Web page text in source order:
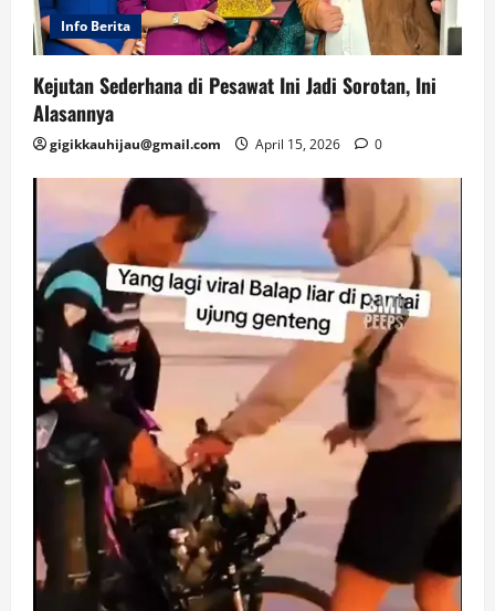
Info Berita
Kejutan Sederhana di Pesawat Ini Jadi Sorotan, Ini
Alasannya
gigikkauhijau@gmail.com April 15, 2026 0